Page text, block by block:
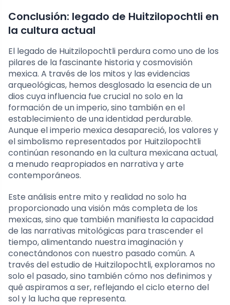
Conclusión: legado de Huitzilopochtli en
la cultura actual
El legado de Huitzilopochtli perdura como uno de los
pilares de la fascinante historia y cosmovisión
mexica. A través de los mitos y las evidencias
arqueológicas, hemos desglosado la esencia de un
dios cuya influencia fue crucial no solo en la
formación de un imperio, sino también en el
establecimiento de una identidad perdurable.
Aunque el imperio mexica desapareció, los valores y
el simbolismo representados por Huitzilopochtli
continúan resonando en la cultura mexicana actual,
a menudo reapropiados en narrativa y arte
contemporáneos.
Este análisis entre mito y realidad no solo ha
proporcionado una visión más completa de los
mexicas, sino que también manifiesta la capacidad
de las narrativas mitológicas para trascender el
tiempo, alimentando nuestra imaginación y
conectándonos con nuestro pasado común. A
través del estudio de Huitzilopochtli, exploramos no
solo el pasado, sino también cómo nos definimos y
qué aspiramos a ser, reflejando el ciclo eterno del
sol y la lucha que representa.